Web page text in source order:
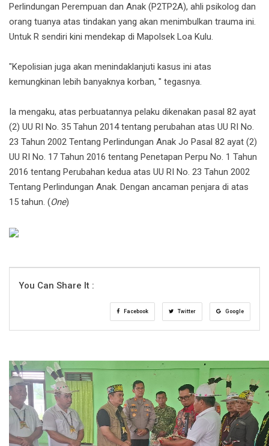
Perlindungan Perempuan dan Anak (P2TP2A), ahli psikolog dan
orang tuanya atas tindakan yang akan menimbulkan trauma ini.
Untuk R sendiri kini mendekap di Mapolsek Loa Kulu.
"Kepolisian juga akan menindaklanjuti kasus ini atas
kemungkinan lebih banyaknya korban, " tegasnya.
Ia mengaku, atas perbuatannya pelaku dikenakan pasal 82 ayat
(2) UU RI No. 35 Tahun 2014 tentang perubahan atas UU RI No.
23 Tahun 2002 Tentang Perlindungan Anak Jo Pasal 82 ayat (2)
UU RI No. 17 Tahun 2016 tentang Penetapan Perpu No. 1 Tahun
2016 tentang Perubahan kedua atas UU RI No. 23 Tahun 2002
Tentang Perlindungan Anak. Dengan ancaman penjara di atas
15 tahun. (One)
You Can Share It :
Facebook Twitter Google